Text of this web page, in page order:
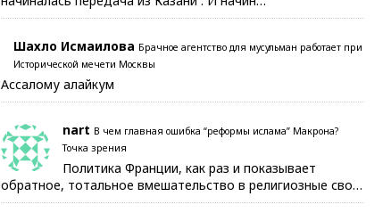
Шахло Исмаилова Брачное агентство для мусульман работает при
Исторической мечети Москвы
Ассалому алайкум
nart В чем главная ошибка “реформы ислама” Макрона?
Точка зрения
Политика Франции, как раз и показывает
обратное, тотальное вмешательство в религиозные сво…